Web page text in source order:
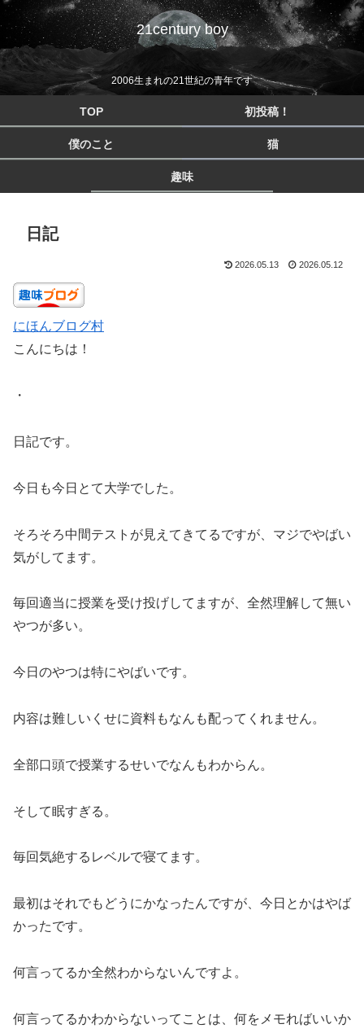
21century boy
2006生まれの21世紀の青年です
TOP 初投稿！
僕のこと 猫
趣味
日記
2026.05.13 2026.05.12
にほんブログ村
こんにちは！
・
日記です。
今日も今日とて大学でした。
そろそろ中間テストが見えてきてるですが、マジでやばい
気がしてます。
毎回適当に授業を受け投げしてますが、全然理解して無い
やつが多い。
今日のやつは特にやばいです。
内容は難しいくせに資料もなんも配ってくれません。
全部口頭で授業するせいでなんもわからん。
そして眠すぎる。
毎回気絶するレベルで寝てます。
最初はそれでもどうにかなったんですが、今日とかはやば
かったです。
何言ってるか全然わからないんですよ。
何言ってるかわからないってことは、何をメモればいいか